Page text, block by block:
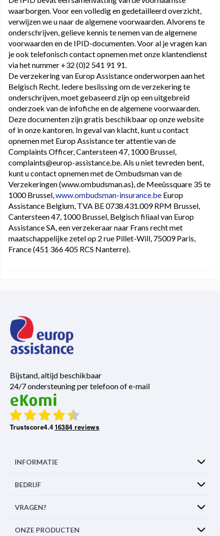
waarborgen. Voor een volledig en gedetailleerd overzicht,
verwijzen we u naar de algemene voorwaarden. Alvorens te
onderschrijven, gelieve kennis te nemen van de algemene
voorwaarden en de IPID-documenten. Voor al je vragen kan
je ook telefonisch contact opnemen met onze klantendienst
via het nummer +32 (0)2 541 91 91.
De verzekering van Europ Assistance onderworpen aan het
Belgisch Recht. Iedere beslissing om de verzekering te
onderschrijven, moet gebaseerd zijn op een uitgebreid
onderzoek van de infofiche en de algemene voorwaarden.
Deze documenten zijn gratis beschikbaar op onze website
of in onze kantoren. In geval van klacht, kunt u contact
opnemen met Europ Assistance ter attentie van de
Complaints Officer, Cantersteen 47, 1000 Brussel,
complaints@europ-assistance.be. Als u niet tevreden bent,
kunt u contact opnemen met de Ombudsman van de
Verzekeringen (www.ombudsman.as), de Meeûssquare 35 te
1000 Brussel,www.ombudsman-insurance.be Europ
Assistance Belgium, TVA BE 0738.431.009 RPM Brussel,
Cantersteen 47, 1000 Brussel, Belgisch filiaal van Europ
Assistance SA, een verzekeraar naar Frans recht met
maatschappelijke zetel op 2 rue Pillet-Will, 75009 Paris,
France (451 366 405 RCS Nanterre).
Bijstand, altijd beschikbaar
24/7 ondersteuning per telefoon of e-mail
Trustscore4.416384 reviews
INFORMATIE
BEDRIJF
VRAGEN?
ONZE PRODUCTEN